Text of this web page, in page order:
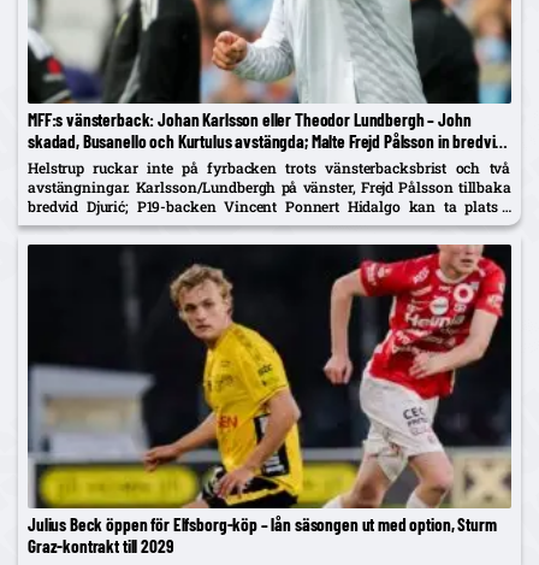
MFF:s vänsterback: Johan Karlsson eller Theodor Lundbergh – John
skadad, Busanello och Kurtulus avstängda; Malte Frejd Pålsson in bredvid
Djurić, 17-årige Hidalgo aktuell
Helstrup ruckar inte på fyrbacken trots vänsterbacksbrist och två
avstängningar. Karlsson/Lundbergh på vänster, Frejd Pålsson tillbaka
bredvid Djurić; P19-backen Vincent Ponnert Hidalgo kan ta plats i
truppen.
Julius Beck öppen för Elfsborg-köp – lån säsongen ut med option, Sturm
Graz-kontrakt till 2029